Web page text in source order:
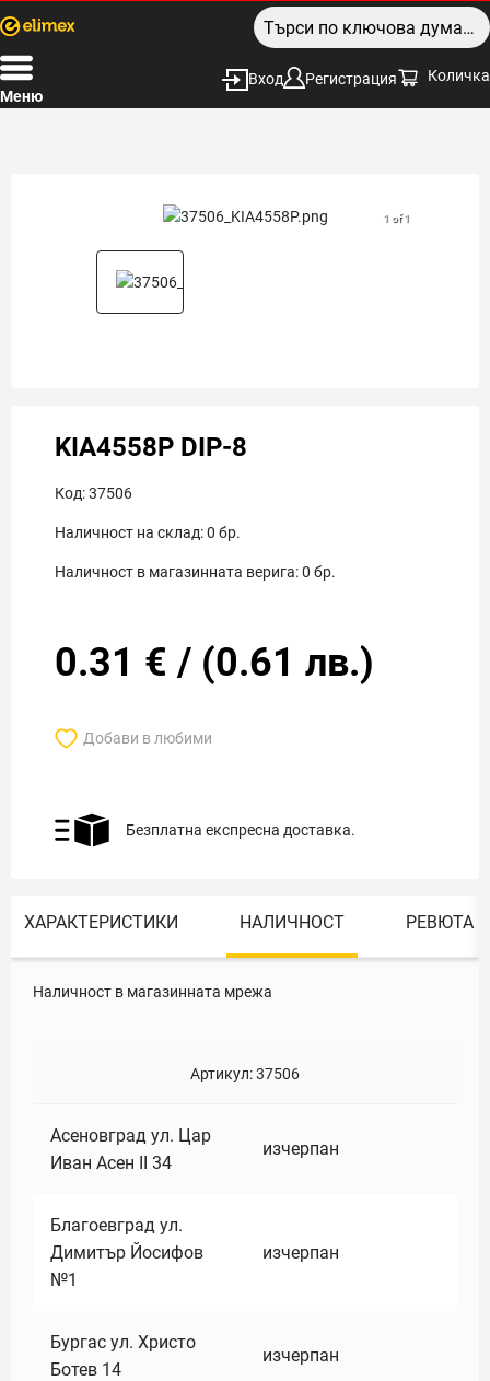
Меню
Вход Регистрация Количка
1 of 1
KIA4558P DIP-8
Код:37506
Наличност на склад:0 бр.
Наличност в магазинната верига:0 бр.
0.31 € / (0.61 лв.)
Добави в любими
Безплатна експресна доставка.
ХАРАКТЕРИСТИКИ НАЛИЧНОСТ РЕВЮТА
Наличност в магазинната мрежа
Артикул:37506
Асеновград ул. Цар
Иван Асен II 34
изчерпан
Благоевград ул.
Димитър Йосифов
№1
изчерпан
Бургас ул. Христо
Ботев 14
изчерпан